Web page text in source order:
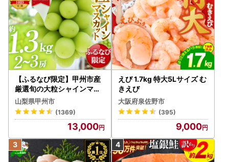
【ふるなび限定】甲州市産
厳選旬の大粒シャインマス
カット 約1.3kg 2～3房【2
026年発送】（MG）B12-
472 FN-Limited-VO シャ
インマスカット フルーツ
山梨県甲州市
(1369)
13,000
えび 1.7kg 特大5Lサイズ む
きえび
大阪府泉佐野市
(395)
9,000